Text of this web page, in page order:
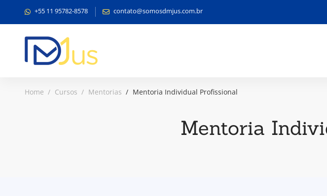
+55 11 95782-8578 contato@somosdmjus.com.br
Home Cursos Mentorias Mentoria Individual Profissional
Mentoria